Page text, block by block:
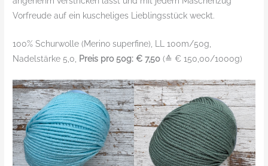
Vorfreude auf ein kuscheliges Lieblingsstück weckt.
100% Schurwolle (Merino superfine), LL 100m/50g,
Nadelstärke 5,0, Preis pro 50g: € 7,50 (≙ € 150,00/1000g)